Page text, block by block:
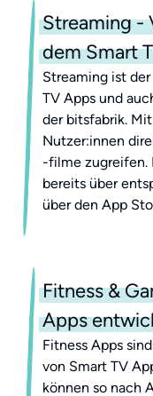
Streaming -
dem Smart
Streaming ist
TV Apps und
der bitsfabrik.
Nutzer:innen
-filme zugreifen.
bereits über
über den App
Fitness &
Apps
Fitness Apps
von Smart TV
können so nach